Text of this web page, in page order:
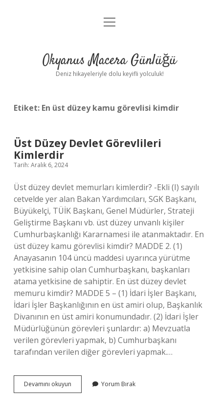
Anasayfa
Yasal Uyarı
menüyü
Okyanus Macera Günlüğü
Deniz hikayeleriyle dolu keyifli yolculuk!
Etiket: En üst düzey kamu görevlisi kimdir
Üst Düzey Devlet Görevlileri
Kimlerdir
Tarih: Aralık 6, 2024
Üst düzey devlet memurları kimlerdir? -Ekli (I) sayılı
cetvelde yer alan Bakan Yardımcıları, SGK Başkanı,
Büyükelçi, TÜİK Başkanı, Genel Müdürler, Strateji
Geliştirme Başkanı vb. üst düzey unvanlı kişiler
Cumhurbaşkanlığı Kararnamesi ile atanmaktadır. En
üst düzey kamu görevlisi kimdir? MADDE 2. (1)
Anayasanın 104 üncü maddesi uyarınca yürütme
yetkisine sahip olan Cumhurbaşkanı, başkanları
atama yetkisine de sahiptir. En üst düzey devlet
memuru kimdir? MADDE 5 – (1) İdari İşler Başkanı,
İdari İşler Başkanlığının en üst amiri olup, Başkanlık
Divanının en üst amiri konumundadır. (2) İdari İşler
Müdürlüğünün görevleri şunlardır: a) Mevzuatla
verilen görevleri yapmak, b) Cumhurbaşkanı
tarafından verilen diğer görevleri yapmak.…
Devamını okuyun
Düzey
Yorum Bırak